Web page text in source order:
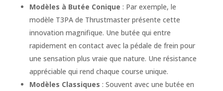
Modèles à Butée Conique : Par exemple, le
modèle T3PA de Thrustmaster présente cette
innovation magnifique. Une butée qui entre
rapidement en contact avec la pédale de frein pour
une sensation plus vraie que nature. Une résistance
appréciable qui rend chaque course unique.
Modèles Classiques : Souvent avec une butée en